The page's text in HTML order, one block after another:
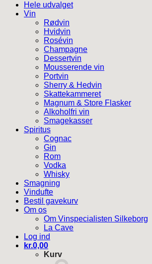
Hele udvalget
Vin
Rødvin
Hvidvin
Rosévin
Champagne
Dessertvin
Mousserende vin
Portvin
Sherry & Hedvin
Skattekammeret
Magnum & Store Flasker
Alkoholfri vin
Smagekasser
Spiritus
Cognac
Gin
Rom
Vodka
Whisky
Smagning
Vindufte
Bestil gavekurv
Om os
Om Vinspecialisten Silkeborg
La Cave
Log ind
kr.0,00
Kurv